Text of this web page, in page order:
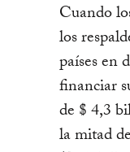
Cuando
los
países en
financiar
de $ 4,3
la mitad